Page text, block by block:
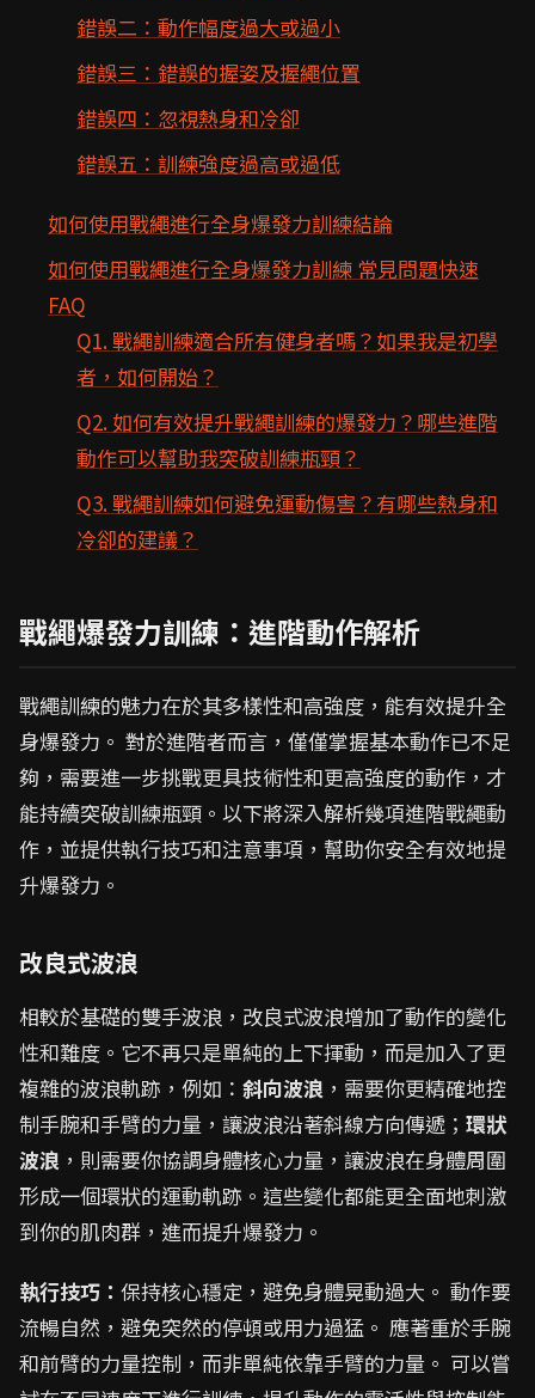
錯誤二：動作幅度過大或過小
錯誤三：錯誤的握姿及握繩位置
錯誤四：忽視熱身和冷卻
錯誤五：訓練強度過高或過低
如何使用戰繩進行全身爆發力訓練結論
如何使用戰繩進行全身爆發力訓練 常見問題快速
FAQ
Q1. 戰繩訓練適合所有健身者嗎？如果我是初學
者，如何開始？
Q2. 如何有效提升戰繩訓練的爆發力？哪些進階
動作可以幫助我突破訓練瓶頸？
Q3. 戰繩訓練如何避免運動傷害？有哪些熱身和
冷卻的建議？
戰繩爆發力訓練：進階動作解析
戰繩訓練的魅力在於其多樣性和高強度，能有效提升全
身爆發力。 對於進階者而言，僅僅掌握基本動作已不足
夠，需要進一步挑戰更具技術性和更高強度的動作，才
能持續突破訓練瓶頸。以下將深入解析幾項進階戰繩動
作，並提供執行技巧和注意事項，幫助你安全有效地提
升爆發力。
改良式波浪
相較於基礎的雙手波浪，改良式波浪增加了動作的變化
性和難度。它不再只是單純的上下揮動，而是加入了更
複雜的波浪軌跡，例如： 斜向波浪 ，需要你更精確地控
制手腕和手臂的力量，讓波浪沿著斜線方向傳遞； 環狀
波浪 ，則需要你協調身體核心力量，讓波浪在身體周圍
形成一個環狀的運動軌跡。這些變化都能更全面地刺激
到你的肌肉群，進而提升爆發力。
執行技巧： 保持核心穩定，避免身體晃動過大。 動作要
流暢自然，避免突然的停頓或用力過猛。 應著重於手腕
和前臂的力量控制，而非單純依靠手臂的力量。 可以嘗